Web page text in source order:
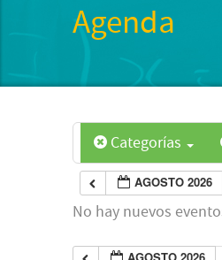
Agenda
Categorías
AGOSTO 2026
No hay nuevos